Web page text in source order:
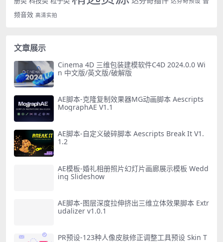
频音效 高清实拍
文章展示
Cinema 4D 三维包装建模软件C4D 2024.0.0 Wi
n 中文版/英文版/破解版
AE脚本-克隆复制效果器MG动画脚本 Aescripts
MographAE V1.1
AE脚本-自定义破碎脚本 Aescripts Break It V1.
1.2
AE模板-婚礼相册照片幻灯片画廊展示模板 Wedd
ing Slideshow
AE脚本-图层深度拉伸挤出三维立体效果脚本 Extr
udalizer v1.0.1
PR预设-123种人像皮肤修正调整工具预设 Skin T